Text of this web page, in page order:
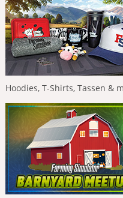
Hoodies, T-Shirts, Tassen &